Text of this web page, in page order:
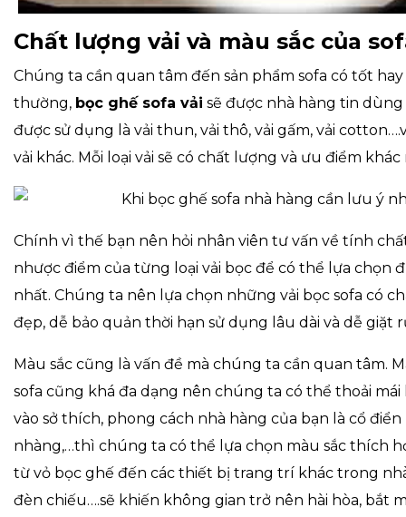
Chất lượng vải và màu sắc của
Chúng ta cần quan tâm đến sản phẩm sofa có tốt
thường, bọc ghế sofa vải sẽ được nhà hàng tin
được sử dụng là vải thun, vải thô, vải gấm, vải
vải khác. Mỗi loại vải sẽ có chất lượng và ưu điểm khác
Chính vì thế bạn nên hỏi nhân viên tư vấn về tính
nhược điểm của từng loại vải bọc để có thể lựa chọn
nhất. Chúng ta nên lựa chọn những vải bọc sofa có
đẹp, dễ bảo quản thời hạn sử dụng lâu dài và dễ giặt
Màu sắc cũng là vấn đề mà chúng ta cần quan tâm.
sofa cũng khá đa dạng nên chúng ta có thể thoải
vào sở thích, phong cách nhà hàng của bạn là cổ điển
nhàng,…thì chúng ta có thể lựa chọn màu sắc thích
từ vỏ bọc ghế đến các thiết bị trang trí khác trong
đèn chiếu….sẽ khiến không gian trở nên hài hòa, bắt